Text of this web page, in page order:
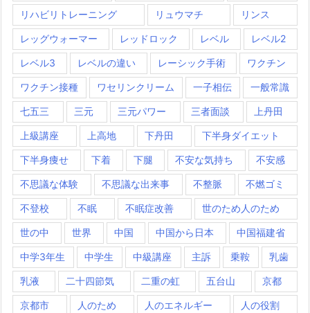
リハビリトレーニング リュウマチ リンス
レッグウォーマー レッドロック レベル レベル2
レベル3 レベルの違い レーシック手術 ワクチン
ワクチン接種 ワセリンクリーム 一子相伝 一般常識
七五三 三元 三元パワー 三者面談 上丹田
上級講座 上高地 下丹田 下半身ダイエット
下半身痩せ 下着 下腿 不安な気持ち 不安感
不思議な体験 不思議な出来事 不整脈 不燃ゴミ
不登校 不眠 不眠症改善 世のため人のため
世の中 世界 中国 中国から日本 中国福建省
中学3年生 中学生 中級講座 主訴 乗鞍 乳歯
乳液 二十四節気 二重の虹 五台山 京都
京都市 人のため 人のエネルギー 人の役割